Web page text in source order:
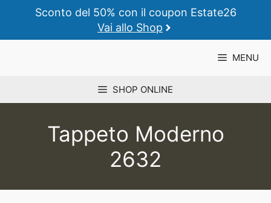
contenuto
Sconto del 50% con il coupon Estate26
Vai allo Shop
MENU
SHOP ONLINE
Tappeto Moderno
2632